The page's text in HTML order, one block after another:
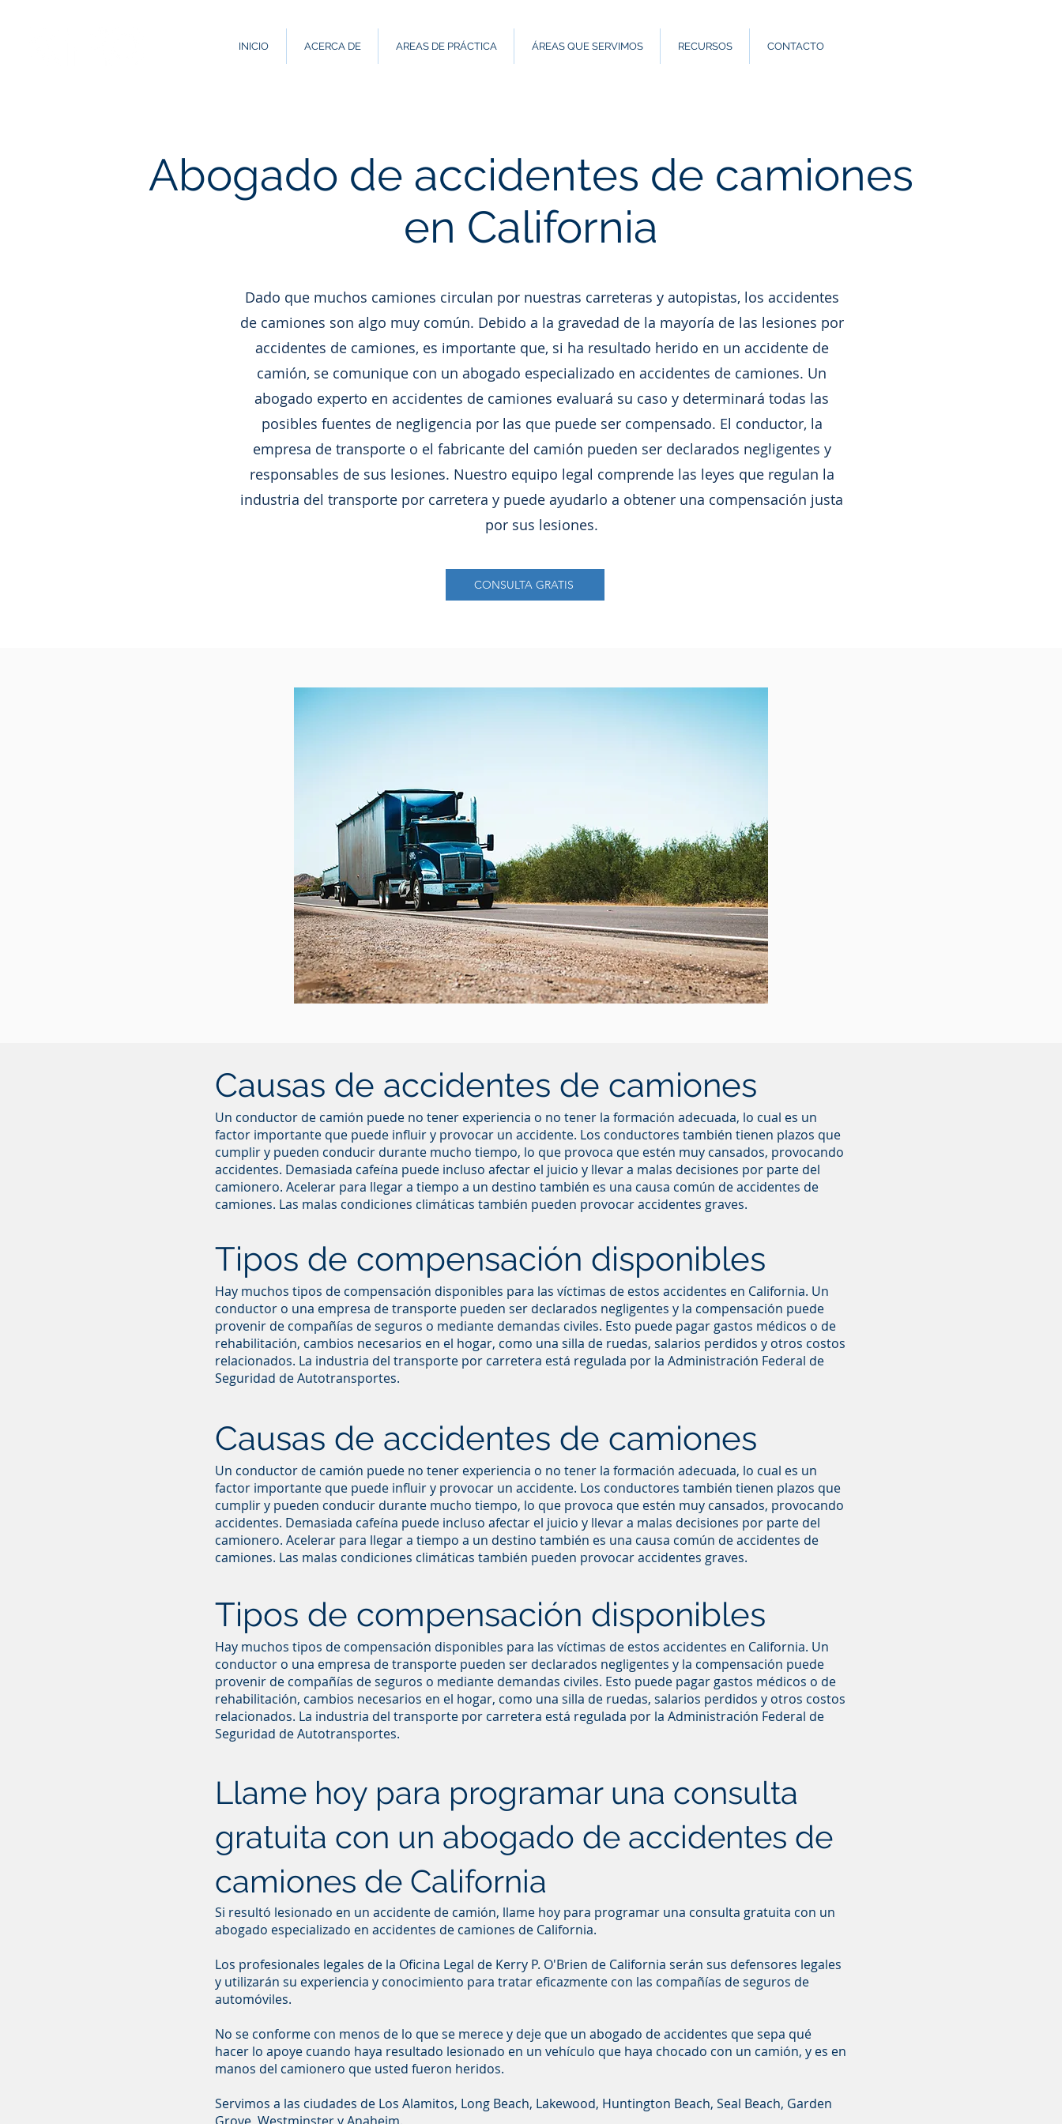
INICIO ACERCA DE AREAS DE PRÁCTICA ÁREAS QUE SERVIMOS RECURSOS CONTACTO
Abogado de accidentes de camiones
en California
Dado que muchos camiones circulan por nuestras carreteras y autopistas, los accidentes
de camiones son algo muy común. Debido a la gravedad de la mayoría de las lesiones por
accidentes de camiones, es importante que, si ha resultado herido en un accidente de
camión, se comunique con un abogado especializado en accidentes de camiones. Un
abogado experto en accidentes de camiones evaluará su caso y determinará todas las
posibles fuentes de negligencia por las que puede ser compensado. El conductor, la
empresa de transporte o el fabricante del camión pueden ser declarados negligentes y
responsables de sus lesiones. Nuestro equipo legal comprende las leyes que regulan la
industria del transporte por carretera y puede ayudarlo a obtener una compensación justa
por sus lesiones.
CONSULTA GRATIS
Causas de accidentes de camiones
Un conductor de camión puede no tener experiencia o no tener la formación adecuada, lo cual es un
factor importante que puede influir y provocar un accidente. Los conductores también tienen plazos que
cumplir y pueden conducir durante mucho tiempo, lo que provoca que estén muy cansados, provocando
accidentes. Demasiada cafeína puede incluso afectar el juicio y llevar a malas decisiones por parte del
camionero. Acelerar para llegar a tiempo a un destino también es una causa común de accidentes de
camiones. Las malas condiciones climáticas también pueden provocar accidentes graves.
Tipos de compensación disponibles
Hay muchos tipos de compensación disponibles para las víctimas de estos accidentes en California. Un
conductor o una empresa de transporte pueden ser declarados negligentes y la compensación puede
provenir de compañías de seguros o mediante demandas civiles. Esto puede pagar gastos médicos o de
rehabilitación, cambios necesarios en el hogar, como una silla de ruedas, salarios perdidos y otros costos
relacionados. La industria del transporte por carretera está regulada por la Administración Federal de
Seguridad de Autotransportes.
Causas de accidentes de camiones
Un conductor de camión puede no tener experiencia o no tener la formación adecuada, lo cual es un
factor importante que puede influir y provocar un accidente. Los conductores también tienen plazos que
cumplir y pueden conducir durante mucho tiempo, lo que provoca que estén muy cansados, provocando
accidentes. Demasiada cafeína puede incluso afectar el juicio y llevar a malas decisiones por parte del
camionero. Acelerar para llegar a tiempo a un destino también es una causa común de accidentes de
camiones. Las malas condiciones climáticas también pueden provocar accidentes graves.
Tipos de compensación disponibles
Hay muchos tipos de compensación disponibles para las víctimas de estos accidentes en California. Un
conductor o una empresa de transporte pueden ser declarados negligentes y la compensación puede
provenir de compañías de seguros o mediante demandas civiles. Esto puede pagar gastos médicos o de
rehabilitación, cambios necesarios en el hogar, como una silla de ruedas, salarios perdidos y otros costos
relacionados. La industria del transporte por carretera está regulada por la Administración Federal de
Seguridad de Autotransportes.
Llame hoy para programar una consulta
gratuita con un abogado de accidentes de
camiones de California
Si resultó lesionado en un accidente de camión, llame hoy para programar una consulta gratuita con un
abogado especializado en accidentes de camiones de California.
Los profesionales legales de la Oficina Legal de Kerry P. O'Brien de California serán sus defensores legales
y utilizarán su experiencia y conocimiento para tratar eficazmente con las compañías de seguros de
automóviles.
No se conforme con menos de lo que se merece y deje que un abogado de accidentes que sepa qué
hacer lo apoye cuando haya resultado lesionado en un vehículo que haya chocado con un camión, y es en
manos del camionero que usted fueron heridos.
Servimos a las ciudades de Los Alamitos, Long Beach, Lakewood, Huntington Beach, Seal Beach, Garden